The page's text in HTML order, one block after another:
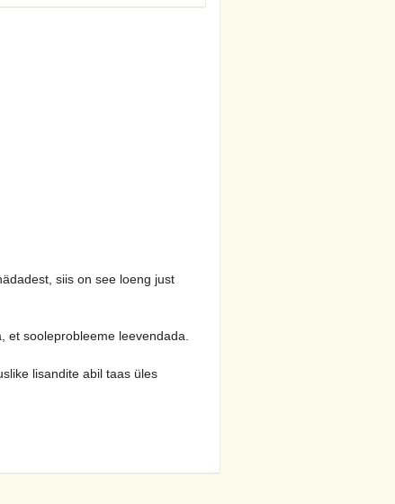
siis on see loeng just
sooleprobleeme leevendada.
lisandite abil taas üles